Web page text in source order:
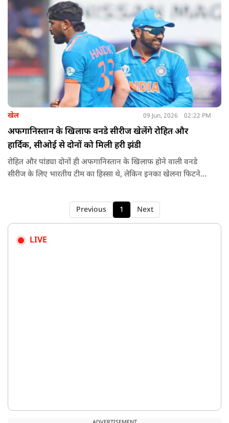
खेल 09 Jun, 2026 02:22 PM
अफगानिस्तान के खिलाफ वनडे सीरीज खेलेंगे रोहित और
हार्दिक, सीओई से दोनों को मिली हरी झंडी
रोहित और पांड्या दोनों ही अफगानिस्तान के खिलाफ होने वाली वनडे
सीरीज के लिए भारतीय टीम का हिस्सा थे, लेकिन इनका खेलना फिटनेस
खिलाफ 3 मैचों की वनडे सीरीज में खेलते दिखेंगे.
Previous
1 Next
LIVE